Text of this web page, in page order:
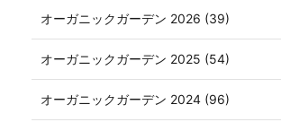
オーガニックガーデン 2026 (39)
オーガニックガーデン 2025 (54)
オーガニックガーデン 2024 (96)